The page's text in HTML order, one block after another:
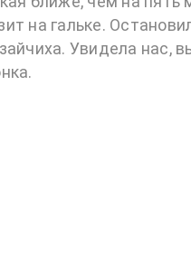
на гальке.
Увидела нас,